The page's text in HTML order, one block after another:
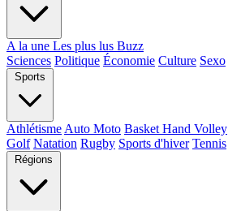
A la une Les plus lus Buzz
Sciences Politique Économie Culture Sexo
Sports
Athlétisme Auto Moto Basket Hand Volley
Golf Natation Rugby Sports d'hiver Tennis
Régions